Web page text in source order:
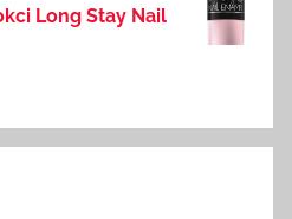
Long Stay Nail